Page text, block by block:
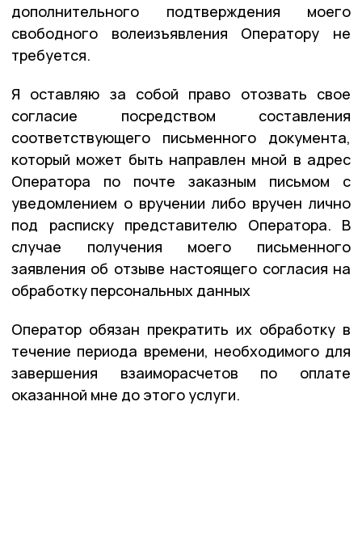
дополнительного подтверждения моего
свободного волеизъявления Оператору не
требуется.
Я оставляю за собой право отозвать свое
согласие посредством составления
соответствующего письменного документа,
который может быть направлен мной в адрес
Оператора по почте заказным письмом с
уведомлением о вручении либо вручен лично
под расписку представителю Оператора. В
случае получения моего письменного
заявления об отзыве настоящего согласия на
обработку персональных данных
Оператор обязан прекратить их обработку в
течение периода времени, необходимого для
завершения взаиморасчетов по оплате
оказанной мне до этого услуги.